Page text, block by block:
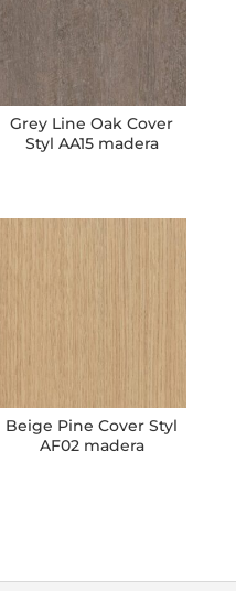
Grey Line Oak Cover
Styl AA15 madera
Beige Pine Cover Styl
AF02 madera